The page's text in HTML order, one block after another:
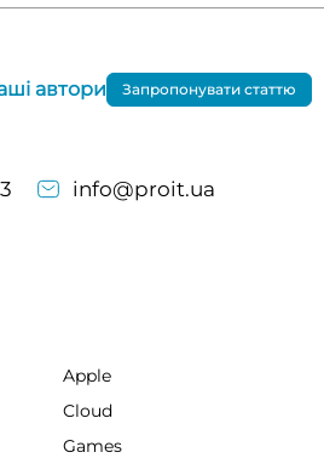
info@proit.ua
автори Запропонувати статтю
Apple
Cloud
Games